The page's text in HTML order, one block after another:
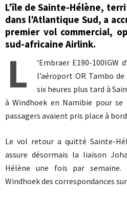
L’île de Sainte-Hélène,
dans l’Atlantique Sud, a
premier vol commercial,
sud-africaine Airlink.
L
‘Embraer E190-100IGW
l’aéroport OR Tambo
six heures plus tard à
à Windhoek en Namibie pour
passagers avaient pris place à
Le vol retour a quitté Sainte-
assure désormais la liaison
Hélène une fois par semaine.
Windhoek des correspondances sur